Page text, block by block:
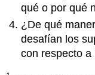
qué o por qué
¿De qué
desafían los
con respecto a